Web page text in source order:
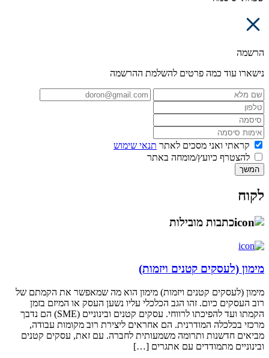
הרשמה
נישארו עוד כמה פרטים להשלמת ההרשמה
קראתי ואני מסכים לאתר תנאי שימוש
להצטרף כיועץ/מומחה באתר
המשך
לקוח
כתבות מובילות
מימון (לעסקים קטנים ויזמות)
מימון (לעסקים קטנים ויזמות) מימון הוא מה שמאפשר את הקמתם של
רוב העסקים כיום. זהו הגב הכלכלי עליו נשען העסק או המיזם בזמן
הקמתו ועד להפיכתו לרווחי. עסקים קטנים ובינוניים (SME) הם נדבך
מרכזי בכלכלה המודרנית. הם אחראים ליצירת רוב מקומות עבודה,
מביאים חדשנות ותרומה משמעותית לחברה. עם זאת, עסקים קטנים
ובינוניים מתמודדים עם אתגרים […]